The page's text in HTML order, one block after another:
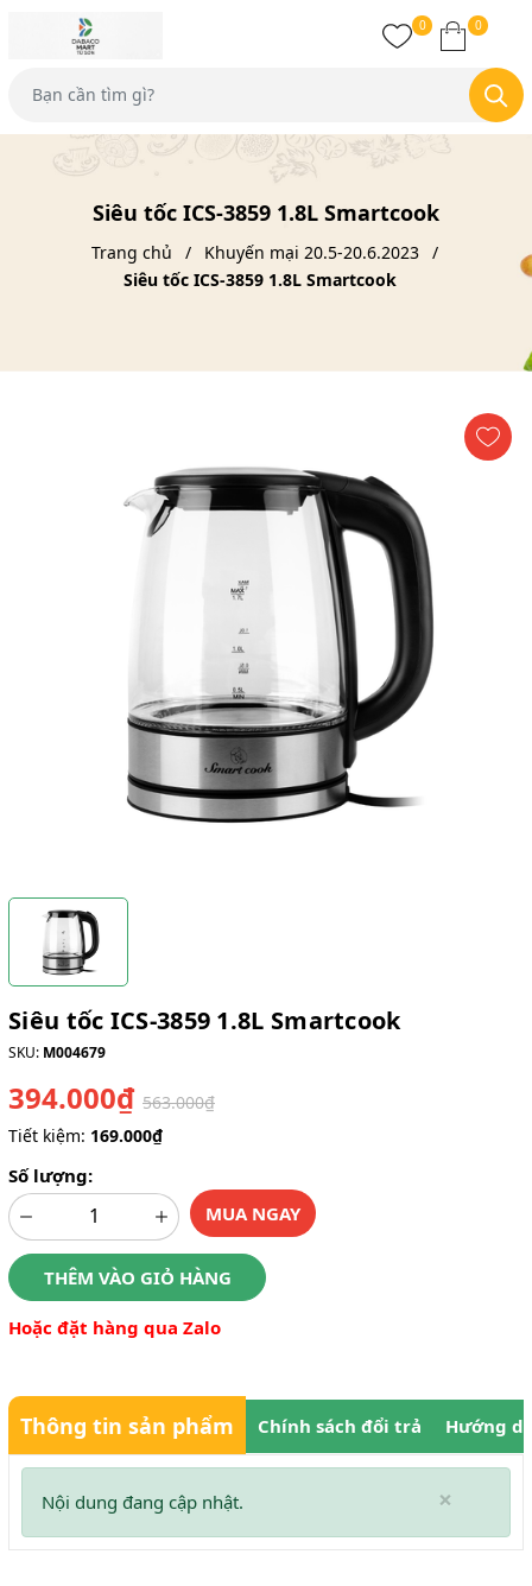
0 0
Siêu tốc ICS-3859 1.8L Smartcook
Trang chủ
Khuyến mại 20.5-20.6.2023
Siêu tốc ICS-3859 1.8L Smartcook
Siêu tốc ICS-3859 1.8L Smartcook
SKU: M004679
394.000₫ 563.000₫
Tiết kiệm: 169.000₫
Số lượng:
MUA NGAY
THÊM VÀO GIỎ HÀNG
Hoặc đặt hàng qua Zalo
Thông tin sản phẩm Chính sách đổi trả Hướng
×
Nội dung đang cập nhật.